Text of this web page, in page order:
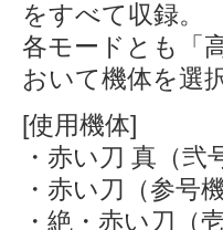
をすべて収録。
各モードとも「
おいて機体を選
[使用機体]
・赤い刀 真（
・赤い刀（参
・絶・赤い刀